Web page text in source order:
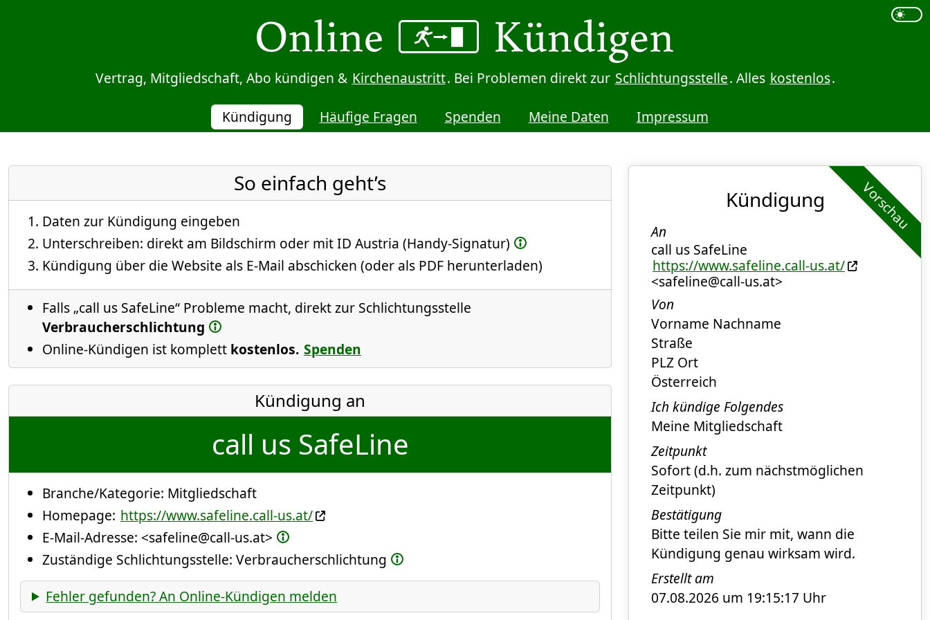
Vertrag, Mitgliedschaft, Abo kündigen & Kirchenaustritt. Bei Problemen direkt zur Schlichtungsstelle. Alles kostenlos.
Kündigung Häufige Fragen Spenden Meine Daten Impressum
So einfach geht’s
Daten zur Kündigung eingeben
Unterschreiben: direkt am Bildschirm oder mit ID Austria (Handy-Signatur)
Kündigung über die Website als E-Mail abschicken (oder als PDF herunterladen)
Falls „call us SafeLine“ Probleme macht, direkt zur Schlichtungsstelle
Verbraucherschlichtung
Online-Kündigen ist komplett kostenlos. Spenden
Kündigung an
call us SafeLine
Branche/Kategorie: Mitgliedschaft
Homepage: https://www.safeline.call-us.at/
E-Mail-Adresse: <safeline@call-us.at>
Zuständige Schlichtungsstelle: Verbraucherschlichtung
Fehler gefunden? An Online-Kündigen melden
Vorschau
Kündigung
An
call us SafeLine
https://www.safeline.call-us.at/
<safeline@call-us.at>
Von
Vorname Nachname
Straße
PLZ Ort
Österreich
Ich kündige Folgendes
Meine Mitgliedschaft
Zeitpunkt
Sofort (d.h. zum nächstmöglichen
Zeitpunkt)
Bestätigung
Bitte teilen Sie mir mit, wann die
Kündigung genau wirksam wird.
Erstellt am
07.08.2026 um 19:15:17 Uhr